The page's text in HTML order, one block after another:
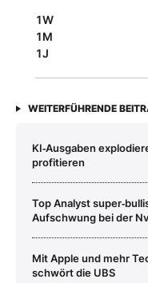
1W
1M
1J
WEITERFÜHRENDE
KI‑Ausgaben
profitieren
Top Analyst
Aufschwung bei der
Mit Apple und mehr
schwört die UBS